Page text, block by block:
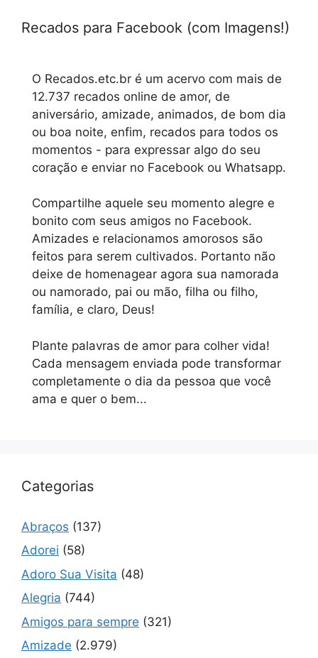
Recados para Facebook (com Imagens!)
O Recados.etc.br é um acervo com mais de
12.737 recados online de amor, de
aniversário, amizade, animados, de bom dia
ou boa noite, enfim, recados para todos os
momentos - para expressar algo do seu
coração e enviar no Facebook ou Whatsapp.
Compartilhe aquele seu momento alegre e
bonito com seus amigos no Facebook.
Amizades e relacionamos amorosos são
feitos para serem cultivados. Portanto não
deixe de homenagear agora sua namorada
ou namorado, pai ou mão, filha ou filho,
família, e claro, Deus!
Plante palavras de amor para colher vida!
Cada mensagem enviada pode transformar
completamente o dia da pessoa que você
ama e quer o bem...
Categorias
Abraços (137)
Adorei (58)
Adoro Sua Visita (48)
Alegria (744)
Amigos para sempre (321)
Amizade (2.979)